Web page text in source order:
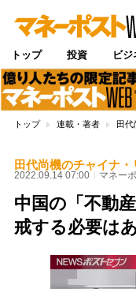
トップ 投資 ビジ
トップ 連載・著者 田代
田代尚機のチャイナ・
2022.09.14 07:00 マネー
中国の「不動
戒する必要は